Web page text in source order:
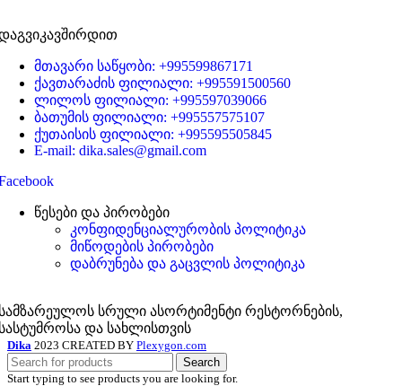
მთავარი საწყობი: +995599867171
ქავთარაძის ფილიალი: +995591500560
ლილოს ფილიალი: +995597039066
ბათუმის ფილიალი: +995557575107
ქუთაისის ფილიალი: +995595505845
E-mail: dika.sales@gmail.com
წესები და პირობები
კონფიდენციალურობის პოლიტიკა
მიწოდების პირობები
დაბრუნება და გაცვლის პოლიტიკა
სრული ასორტიმენტი რესტორნების,
და სახლისთვის
Dika 2023 CREATED BY Plexygon.com
Search
Start typing to see products you are looking for.